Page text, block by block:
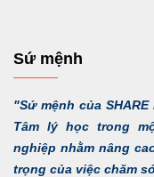
Sứ mệnh
"Sứ mệnh của
Tâm lý học trong
nghiệp nhằm nâng
trọng của việc chăm